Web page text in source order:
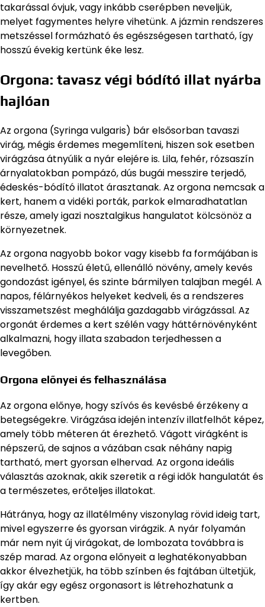
takarással óvjuk, vagy inkább cserépben neveljük,
melyet fagymentes helyre vihetünk. A jázmin rendszeres
metszéssel formázható és egészségesen tartható, így
hosszú évekig kertünk éke lesz.
Orgona: tavasz végi bódító illat nyárba
hajlóan
Az orgona (Syringa vulgaris) bár elsősorban tavaszi
virág, mégis érdemes megemlíteni, hiszen sok esetben
virágzása átnyúlik a nyár elejére is. Lila, fehér, rózsaszín
árnyalatokban pompázó, dús bugái messzire terjedő,
édeskés-bódító illatot árasztanak. Az orgona nemcsak a
kert, hanem a vidéki porták, parkok elmaradhatatlan
része, amely igazi nosztalgikus hangulatot kölcsönöz a
környezetnek.
Az orgona nagyobb bokor vagy kisebb fa formájában is
nevelhető. Hosszú életű, ellenálló növény, amely kevés
gondozást igényel, és szinte bármilyen talajban megél. A
napos, félárnyékos helyeket kedveli, és a rendszeres
visszametszést meghálálja gazdagabb virágzással. Az
orgonát érdemes a kert szélén vagy háttérnövényként
alkalmazni, hogy illata szabadon terjedhessen a
levegőben.
Orgona előnyei és felhasználása
Az orgona előnye, hogy szívós és kevésbé érzékeny a
betegségekre. Virágzása idején intenzív illatfelhőt képez,
amely több méteren át érezhető. Vágott virágként is
népszerű, de sajnos a vázában csak néhány napig
tartható, mert gyorsan elhervad. Az orgona ideális
választás azoknak, akik szeretik a régi idők hangulatát és
a természetes, erőteljes illatokat.
Hátránya, hogy az illatélmény viszonylag rövid ideig tart,
mivel egyszerre és gyorsan virágzik. A nyár folyamán
már nem nyit új virágokat, de lombozata továbbra is
szép marad. Az orgona előnyeit a leghatékonyabban
akkor élvezhetjük, ha több színben és fajtában ültetjük,
így akár egy egész orgonasort is létrehozhatunk a
kertben.